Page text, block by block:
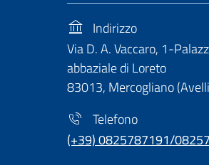
Indirizzo
Via D. A. Vaccaro, 1-
abbaziale di Loreto
83013, Mercogliano
Telefono
(+39) 0825787191/